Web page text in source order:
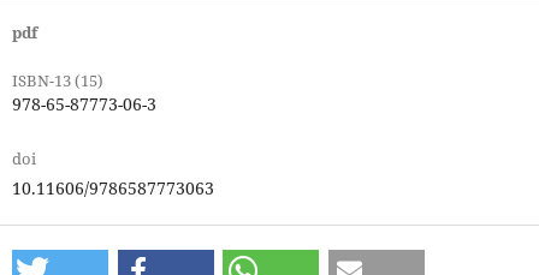
pdf
ISBN-13 (15)
978-65-87773-06-3
doi
10.11606/9786587773063